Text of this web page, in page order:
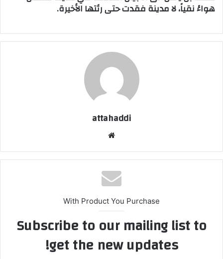
هواءً نقياً، لا مدينة فقدت حتى رئتها الأخيرة.
attahaddi
الوي
ب
With Product You Purchase
Subscribe to our mailing list to
get the new updates!